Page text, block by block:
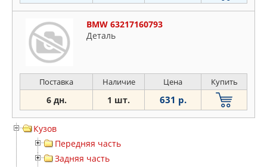
BMW 63217160793
Деталь
Поставка Наличие Цена Купить
6 дн. 1 шт. 631 р.
Кузов
Передняя часть
Задняя часть